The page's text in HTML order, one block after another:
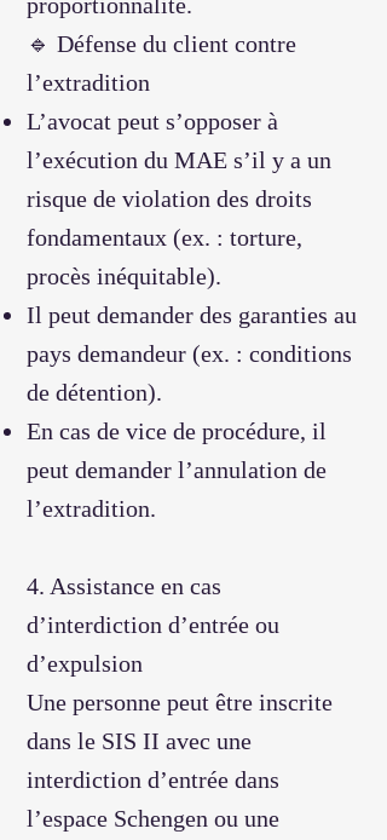
🔹 Défense du client contre
l’extradition
L’avocat peut s’opposer à
l’exécution du MAE s’il y a un
risque de violation des droits
fondamentaux (ex. : torture,
procès inéquitable).
Il peut demander des garanties au
pays demandeur (ex. : conditions
de détention).
En cas de vice de procédure, il
peut demander l’annulation de
l’extradition.
4. Assistance en cas
d’interdiction d’entrée ou
d’expulsion
Une personne peut être inscrite
dans le SIS II avec une
interdiction d’entrée dans
l’espace Schengen ou une